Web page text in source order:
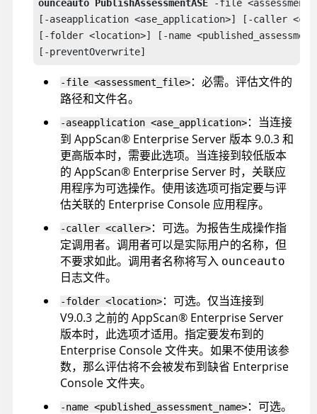
ounceauto PublishAssessmentASE -file
[-aseapplication <ase_application>] [-caller
[-folder <location>] [-name
[-preventOverwrite]
-file <assessment_file>：必需。评估文件的
路径和文件名。
-aseapplication <ase_application>：当连接
到 AppScan® Enterprise Server 版本 9.0.3 和
更高版本时，需要此选项。当连接到较低版本
的 AppScan® Enterprise Server 时，关联应
用程序为可选操作。使用该选项可指定要与评
估关联的 Enterprise Console 应用程序。
-caller <caller>：可选。为报告生成操作指
定调用者。调用者可以是实际用户的名称，但
不要求如此。调用者名称将写入 ounceauto
日志文件。
-folder <location>：可选。仅当连接到
V9.0.3 之前的 AppScan® Enterprise Server
版本时，此选项才适用。指定要发布到的
Enterprise Console文件夹。如果不使用该参
数，那么评估将不会被发布到缺省 Enterprise
Console文件夹。
-name <published_assessment_name>：可选。